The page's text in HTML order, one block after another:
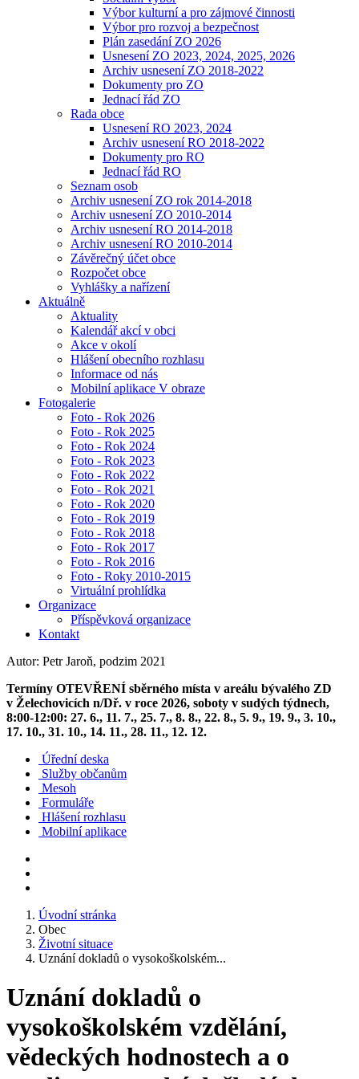
Výbor kulturní a pro zájmové činnosti
Výbor pro rozvoj a bezpečnost
Plán zasedání ZO 2026
Usnesení ZO 2023, 2024, 2025, 2026
Archiv usnesení ZO 2018-2022
Dokumenty pro ZO
Jednací řád ZO
Rada obce
Usnesení RO 2023, 2024
Archiv usnesení RO 2018-2022
Dokumenty pro RO
Jednací řád RO
Seznam osob
Archiv usnesení ZO rok 2014-2018
Archiv usnesení ZO 2010-2014
Archiv usnesení RO 2014-2018
Archiv usnesení RO 2010-2014
Závěrečný účet obce
Rozpočet obce
Vyhlášky a nařízení
Aktuálně
Aktuality
Kalendář akcí v obci
Akce v okolí
Hlášení obecního rozhlasu
Informace od nás
Mobilní aplikace V obraze
Fotogalerie
Foto - Rok 2026
Foto - Rok 2025
Foto - Rok 2024
Foto - Rok 2023
Foto - Rok 2022
Foto - Rok 2021
Foto - Rok 2020
Foto - Rok 2019
Foto - Rok 2018
Foto - Rok 2017
Foto - Rok 2016
Foto - Roky 2010-2015
Virtuální prohlídka
Organizace
Příspěvková organizace
Kontakt
Autor: Petr Jaroň, podzim 2021
Termíny OTEVŘENÍ sběrného místa v areálu bývalého ZD
v Želechovicích n/Dř. v roce 2026, soboty v sudých týdnech,
8:00-12:00: 27. 6., 11. 7., 25. 7., 8. 8., 22. 8., 5. 9., 19. 9., 3. 10.,
17. 10., 31. 10., 14. 11., 28. 11., 12. 12.
Úřední deska
Služby občanům
Mesoh
Formuláře
Hlášení rozhlasu
Mobilní aplikace
Úvodní stránka
Obec
Životní situace
Uznání dokladů o vysokoškolském...
Uznání dokladů o
vysokoškolském vzdělání,
vědeckých hodnostech a o